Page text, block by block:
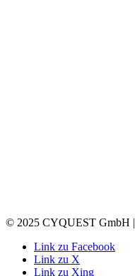
© 2025 CYQUEST GmbH |
Link zu Facebook
Link zu X
Link zu Xing